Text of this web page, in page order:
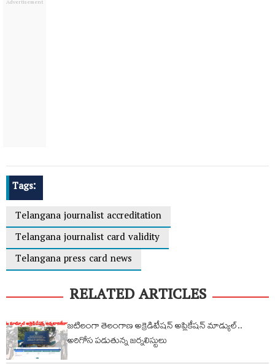
Tags:
Telangana journalist accreditation
Telangana journalist card validity
Telangana press card news
RELATED ARTICLES
జటిలంగా తెలంగాణ అక్రెడిటేషన్ అప్లికేషన్ మాడ్యుల్..
అరిగోస పడుతున్న జర్నలిస్టులు